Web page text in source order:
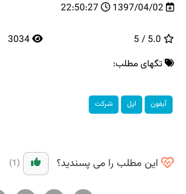
1397/04/02
22:50:27
تگهای مطلب:
آیفون اپل شركت
این مطلب را می پسندید؟ (1)